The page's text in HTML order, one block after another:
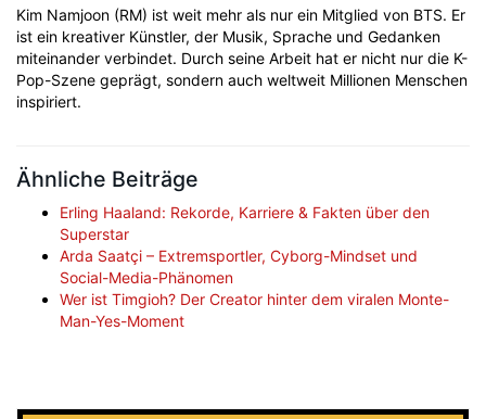
Kim Namjoon (RM) ist weit mehr als nur ein Mitglied von BTS. Er
ist ein kreativer Künstler, der Musik, Sprache und Gedanken
miteinander verbindet. Durch seine Arbeit hat er nicht nur die K-
Pop-Szene geprägt, sondern auch weltweit Millionen Menschen
inspiriert.
Ähnliche Beiträge
Erling Haaland: Rekorde, Karriere & Fakten über den
Superstar
Arda Saatçi – Extremsportler, Cyborg-Mindset und
Social-Media-Phänomen
Wer ist Timgioh? Der Creator hinter dem viralen Monte-
Man-Yes-Moment